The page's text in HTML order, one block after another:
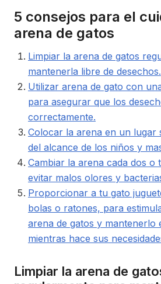
5 consejos para el
arena de gatos
Limpiar la arena de gatos
mantenerla libre de desechos.
Utilizar arena de gato con
para asegurar que los
correctamente.
Colocar la arena en un lugar
del alcance de los niños y
Cambiar la arena cada dos o
evitar malos olores y
Proporcionar a tu gato
bolas o ratones, para
arena de gatos y mantenerlo
mientras hace sus
Limpiar la arena de